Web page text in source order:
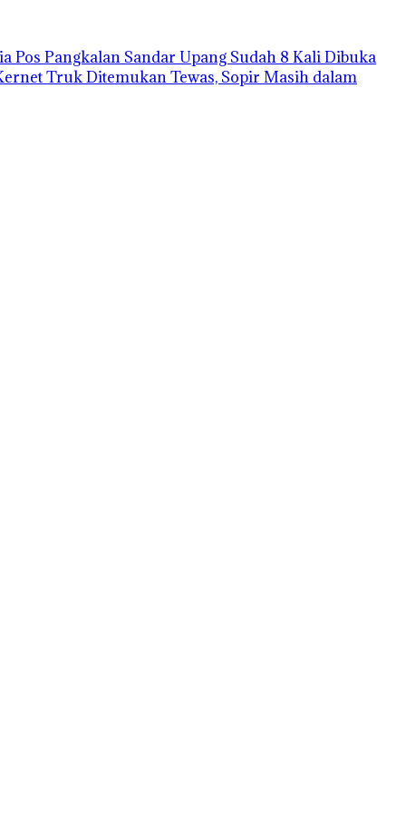
Pos Pangkalan Sandar Upang Sudah 8 Kali Dibuka
Truk Ditemukan Tewas, Sopir Masih dalam